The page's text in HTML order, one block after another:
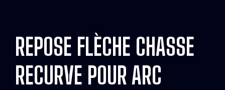
REPOSE FLÈCHE CHASSE
RECURVE POUR ARC